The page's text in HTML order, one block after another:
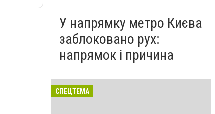
У напрямку метро Києва
заблоковано рух:
напрямок і причина
СПЕЦТЕМА